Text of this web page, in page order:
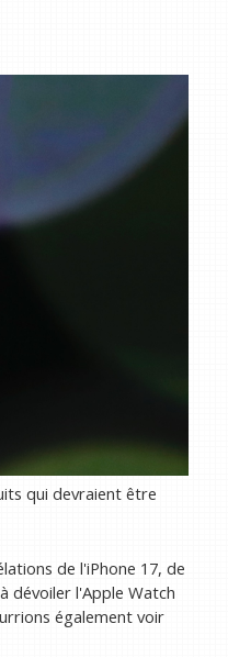
qui devraient être
de l'iPhone 17, de
dévoiler l'Apple Watch
également voir